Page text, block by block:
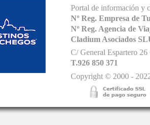
Portal de información y
Nº Reg. Empresa de
Nº Reg. Agencia de
Cladium Asociados
C/ General Espartero
T.926 850 371
Copyright © 2000 -